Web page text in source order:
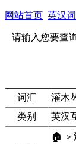
网站首页 英汉
请输入您要查
词汇
灌木
类别
英汉
🏠 ＞